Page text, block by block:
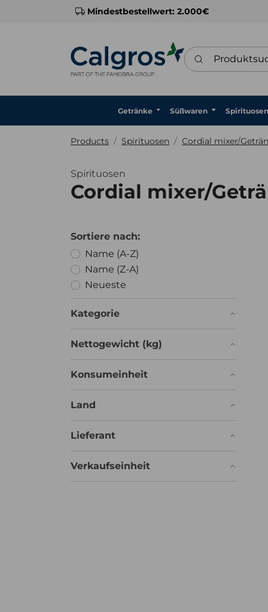
Mindestbestellwert: 2.000€
Produktsuche
Getränke Süßwaren Spirituosen
Products Spirituosen Cordial mixer/
Spirituosen
Cordial mixer/
Sortiere nach:
Name (A-Z)
Name (Z-A)
Neueste
Kategorie
Nettogewicht (kg)
Konsumeinheit
Land
Lieferant
Verkaufseinheit